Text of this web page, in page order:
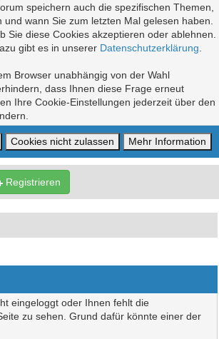
speichern auch die spezifischen Themen,
wann Sie zum letzten Mal gelesen haben.
Sie diese Cookies akzeptieren oder ablehnen.
gibt es in unserer Datenschutzerklärung
Browser unabhängig von der Wahl
dass Ihnen diese Frage erneut
Ihre Cookie-Einstellungen jederzeit über den
Registrieren
eingeloggt oder Ihnen fehlt die
zu sehen. Grund dafür könnte einer der